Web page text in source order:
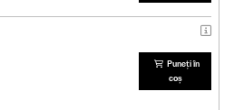
Puneți în
coș